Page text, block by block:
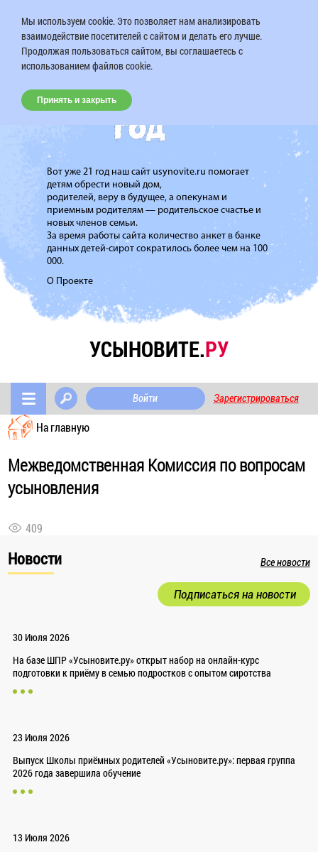
Вот уже 21 год наш сайт usynovite.ru помогает
детям обрести новый дом,
родителей, веру в будущее, а опекунам и
приемным родителям — родительское счастье и
новых членов семьи.
За время работы сайта количество анкет в банке
данных детей-сирот сократилось более чем на 100
000.
О Проекте
УСЫНОВИТЕ.РУ
Войти Зарегистрироваться
На главную
Межведомственная Комиссия по вопросам
усыновления
409
Новости Все новости
Подписаться на новости
30 Июля 2026
На базе ШПР «Усыновите.ру» открыт набор на онлайн-курс
подготовки к приёму в семью подростков с опытом сиротства
23 Июля 2026
Выпуск Школы приёмных родителей «Усыновите.ру»: первая группа
2026 года завершила обучение
13 Июля 2026
Мы используем cookie. Это позволяет нам анализировать
взаимодействие посетителей с сайтом и делать его лучше.
Продолжая пользоваться сайтом, вы соглашаетесь с
использованием файлов cookie.
Принять и закрыть